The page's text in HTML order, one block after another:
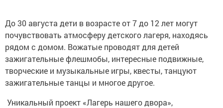
До 30 августа дети в возрасте от 7 до 12 лет могут
почувствовать атмосферу детского лагеря, находясь
рядом с домом. Вожатые проводят для детей
зажигательные флешмобы, интересные подвижные,
творческие и музыкальные игры, квесты, танцуют
зажигательные танцы и многое другое.
Уникальный проект «Лагерь нашего двора»,